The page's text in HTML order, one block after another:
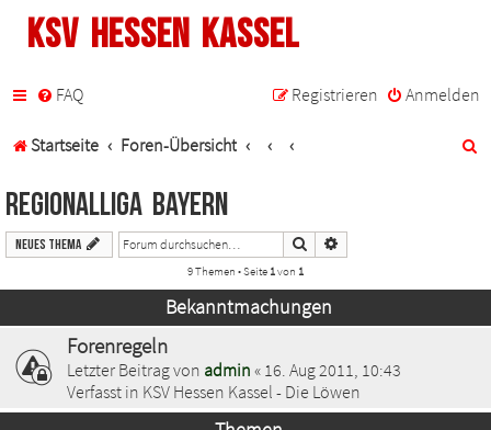
KSV Hessen Kassel
FAQ Anmelden
Registrieren
Startseite Foren-Übersicht
Regionalliga Bayern
Neues Thema Suche
9 Themen • Seite 1von 1
Bekanntmachungen
Forenregeln
Letzter Beitrag von admin « 16. Aug 2011, 10:43
Verfasst in KSV Hessen Kassel - Die Löwen